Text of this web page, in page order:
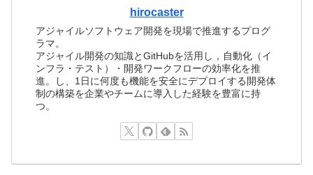
hirocaster
アジャイルソフトウェア開発を現場で推進するプログ
ラマ。
アジャイル開発の知識とGitHubを活用し，自動化（イ
ンフラ・テスト）・開発ワークフローの効率化を推
進。し、1日に何度も機能を安全にデプロイする開発体
制の構築を企業やチームに導入した経験を豊富に持
つ。